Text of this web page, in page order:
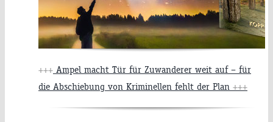
+++ Ampel macht Tür für Zuwanderer weit auf – für
die Abschiebung von Kriminellen fehlt der Plan +++